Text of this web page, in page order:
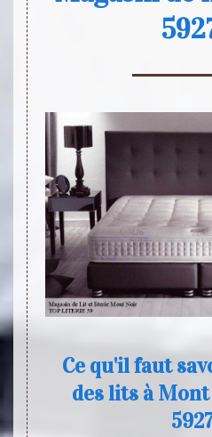
Ce qu'il faut
des lits à